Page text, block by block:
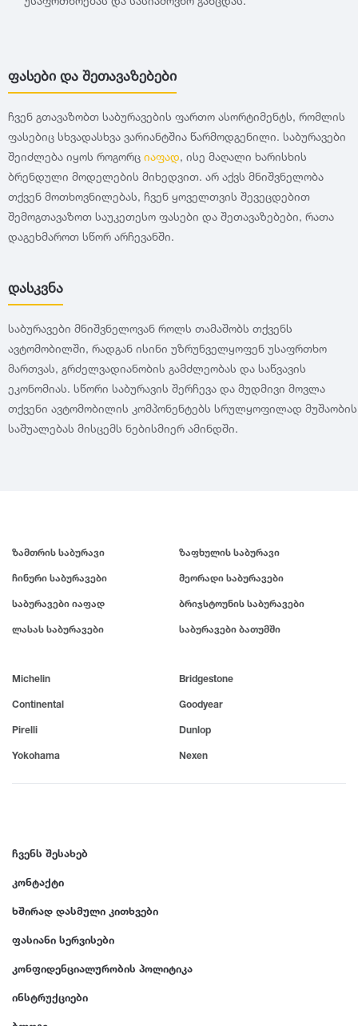
ფასები და შეთავაზებები
ჩვენ გთავაზობთ საბურავების ფართო ასორტიმენტს, რომლის
ფასებიც სხვადასხვა ვარიანტშია წარმოდგენილი. საბურავები
შეიძლება იყოს როგორც იაფად, ისე მაღალი ხარისხის
ბრენდული მოდელების მიხედვით. არ აქვს მნიშვნელობა
თქვენ მოთხოვნილებას, ჩვენ ყოველთვის შევეცდებით
შემოგთავაზოთ საუკეთესო ფასები და შეთავაზებები, რათა
დაგეხმაროთ სწორ არჩევანში.
დასკვნა
საბურავები მნიშვნელოვან როლს თამაშობს თქვენს
ავტომობილში, რადგან ისინი უზრუნველყოფენ უსაფრთხო
მართვას, გრძელვადიანობის გამძლეობას და საწვავის
ეკონომიას. სწორი საბურავის შერჩევა და მუდმივი მოვლა
თქვენი ავტომობილის კომპონენტებს სრულყოფილად მუშაობის
საშუალებას მისცემს ნებისმიერ ამინდში.
ზამთრის საბურავი ზაფხულის საბურავი
ჩინური საბურავები მეორადი საბურავები
საბურავები იაფად ბრიჯსტოუნის საბურავები
ლასას საბურავები საბურავები ბათუმში
Michelin Bridgestone
Continental Goodyear
Pirelli Dunlop
Yokohama Nexen
ჩვენს შესახებ
კონტაქტი
ხშირად დასმული კითხვები
ფასიანი სერვისები
კონფიდენციალურობის პოლიტიკა
ინსტრუქციები